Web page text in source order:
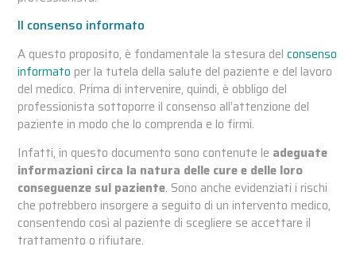
Il consenso informato
A questo proposito, è fondamentale la stesura del consenso
informato per la tutela della salute del paziente e del lavoro
del medico. Prima di intervenire, quindi, è obbligo del
professionista sottoporre il consenso all’attenzione del
paziente in modo che lo comprenda e lo firmi.
Infatti, in questo documento sono contenute le adeguate
informazioni circa la natura delle cure e delle loro
conseguenze sul paziente. Sono anche evidenziati i rischi
che potrebbero insorgere a seguito di un intervento medico,
consentendo così al paziente di scegliere se accettare il
trattamento o rifiutare.